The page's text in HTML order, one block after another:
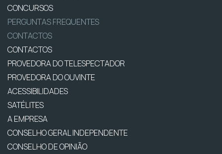
CONCURSOS
PERGUNTAS FREQUENTES
CONTACTOS
CONTACTOS
PROVEDORA DO TELESPECTADOR
PROVEDORA DO OUVINTE
ACESSIBILIDADES
SATÉLITES
A EMPRESA
CONSELHO GERAL INDEPENDENTE
CONSELHO DE OPINIÃO